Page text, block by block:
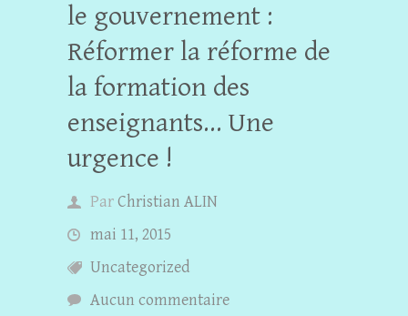
le gouvernement :
Réformer la réforme de
la formation des
enseignants… Une
urgence !
ParChristian ALIN
mai 11, 2015
Uncategorized
Aucun commentaire